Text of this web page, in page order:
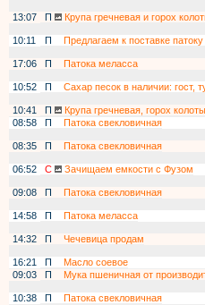
13:07
П
Крупа гречневая и горох
10:11
П
Предлагаем к поставке
17:06
П
Патока меласса
10:52
П Сахар песок в наличии: гост,
10:41
П
Крупа гречневая, горох
08:58
П
Патока свекловичная
08:35
П
Патока свекловичная
06:52
С
Зачищаем емкости с Фузом
09:08
П
Патока свекловичная
14:58
П
Патока меласса
14:32
П
Чечевица продам
16:21
П
Масло соевое
09:03
П
Мука пшеничная от
10:38
П
Патока свекловичная